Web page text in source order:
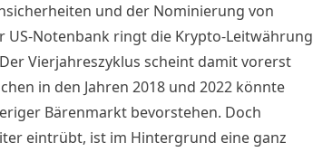
und der Nominierung von
US-Notenbank ringt die Krypto-Leitwährung
Vierjahreszyklus scheint damit vorerst
in den Jahren 2018 und 2022 könnte
Bärenmarkt bevorstehen. Doch
eintrübt, ist im Hintergrund eine ganz